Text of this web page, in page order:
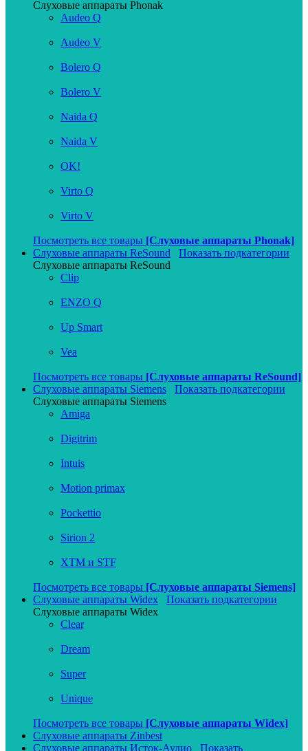
Слуховые аппараты Phonak
Audeo Q
Audeo V
Bolero Q
Bolero V
Naida Q
Naida V
OK!
Virto Q
Virto V
Посмотреть все товары [Слуховые аппараты Phonak]
Слуховые аппараты ReSound
Показать подкатегории
Слуховые аппараты ReSound
Clip
ENZO Q
Up Smart
Vea
Посмотреть все товары [Слуховые аппараты ReSound]
Слуховые аппараты Siemens
Показать подкатегории
Слуховые аппараты Siemens
Amiga
Digitrim
Intuis
Motion primax
Pockettio
Sirion 2
XTM и STF
Посмотреть все товары [Слуховые аппараты Siemens]
Слуховые аппараты Widex
Показать подкатегории
Слуховые аппараты Widex
Clear
Dream
Super
Unique
Посмотреть все товары [Слуховые аппараты Widex]
Слуховые аппараты Zinbest
Слуховые аппараты Исток-Аудио
Показать